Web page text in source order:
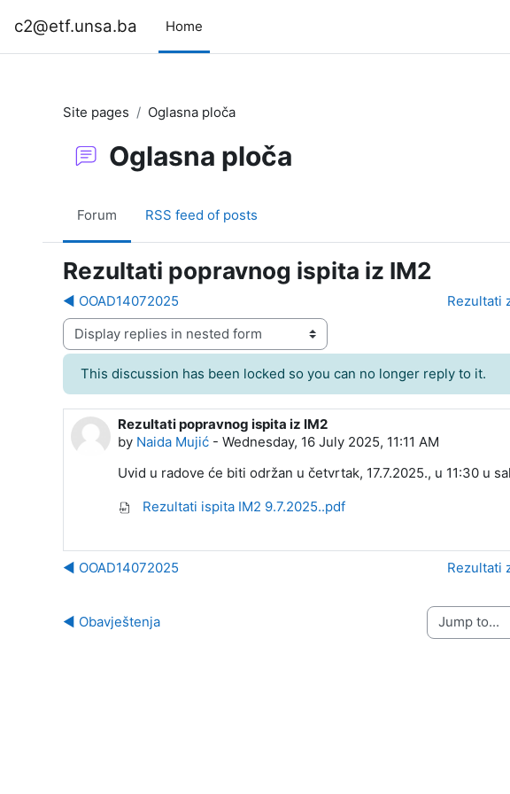
c2@etf.unsa.ba Home
Site pages Oglasna ploča
Oglasna ploča
Forum RSS feed of posts
Rezultati popravnog ispita iz IM2
◀︎ OOAD14072025
Rezultati
Display mode
This discussion has been locked so you can no longer reply to it.
Rezultati popravnog ispita iz IM2
by Naida Mujić - Wednesday, 16 July 2025, 11:11 AM
Number of replies: 0
Uvid u radove će biti održan u četvrtak, 17.7.2025., u 11:30 u
Rezultati ispita IM2 9.7.2025..pdf
◀︎ OOAD14072025 Rezultati
◀︎ Obavještenja Jump to...